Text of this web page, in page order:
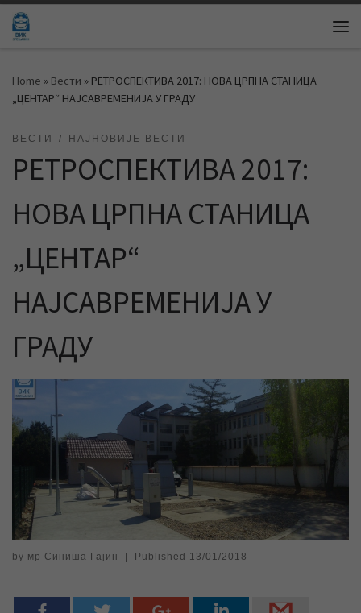
Skip to content
Home » Вести » РЕТРОСПЕКТИВА 2017: НОВА ЦРПНА СТАНИЦА
„ЦЕНТАР“ НАЈСАВРЕМЕНИЈА У ГРАДУ
ВЕСТИ НАЈНОВИЈЕ ВЕСТИ
РЕТРОСПЕКТИВА 2017:
НОВА ЦРПНА СТАНИЦА
„ЦЕНТАР“
НАЈСАВРЕМЕНИЈА У
ГРАДУ
by мр Синиша Гајин Published 13/01/2018